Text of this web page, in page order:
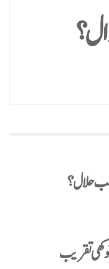
سب حلال؟
تقریب